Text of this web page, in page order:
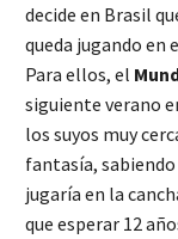
decide en Brasil
queda jugando en
Para ellos, el
siguiente verano
los suyos muy
fantasía,
jugaría en la
que esperar 12